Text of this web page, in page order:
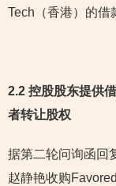
Tech（香港）的借
2.2 控股股东提供
者转让股权
据第二轮问询函回
赵静艳收购